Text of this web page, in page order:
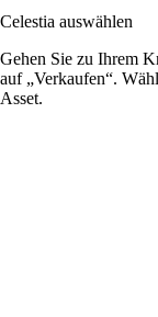
Celestia auswählen
Gehen Sie zu Ihrem
auf „Verkaufen“.
Asset.